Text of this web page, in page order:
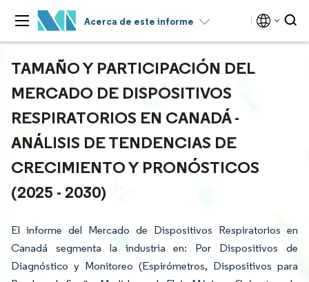
Acerca de este informe
TAMAÑO Y PARTICIPACIÓN DEL
MERCADO DE DISPOSITIVOS
RESPIRATORIOS EN CANADÁ -
ANÁLISIS DE TENDENCIAS DE
CRECIMIENTO Y PRONÓSTICOS
(2025 - 2030)
El informe del Mercado de Dispositivos Respiratorios en
Canadá segmenta la industria en: Por Dispositivos de
Diagnóstico y Monitoreo (Espirómetros, Dispositivos para